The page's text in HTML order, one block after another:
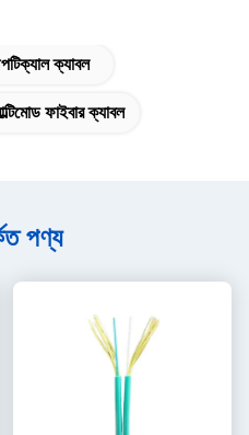
ক্যাবল
ফাইবার ক্যাবল
পণ্য